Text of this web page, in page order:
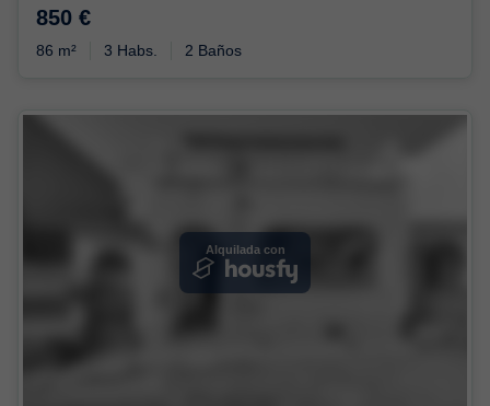
850 €
86 m² 3 Habs. 2 Baños
Alquilada con